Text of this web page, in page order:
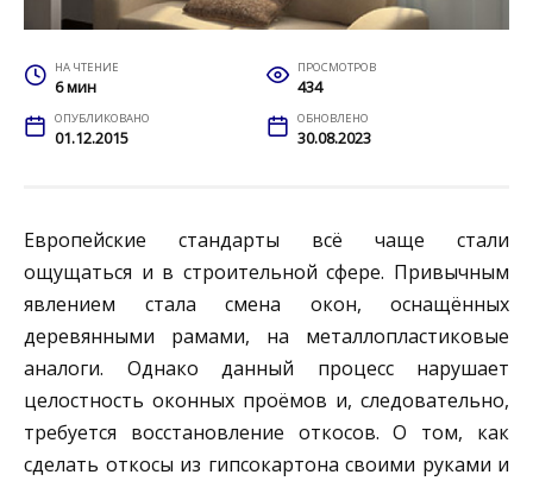
НА ЧТЕНИЕ
6 мин
ПРОСМОТРОВ
434
ОПУБЛИКОВАНО
01.12.2015
ОБНОВЛЕНО
30.08.2023
Европейские стандарты всё чаще стали
ощущаться и в строительной сфере. Привычным
явлением стала смена окон, оснащённых
деревянными рамами, на металлопластиковые
аналоги. Однако данный процесс нарушает
целостность оконных проёмов и, следовательно,
требуется восстановление откосов. О том, как
сделать откосы из гипсокартона своими руками и